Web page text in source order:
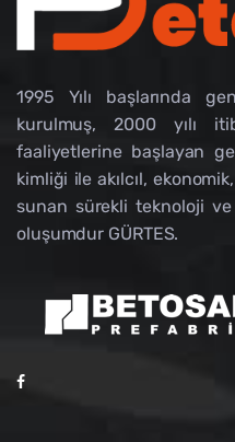
1995 Yılı başlarında
kurulmuş, 2000 yılı
faaliyetlerine başlayan
kimliği ile akılcıl,
sunan sürekli teknoloji
oluşumdur GÜRTES.